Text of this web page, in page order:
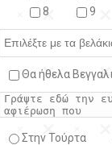
8
9
Θα ήθελα
Στην Τούρτα